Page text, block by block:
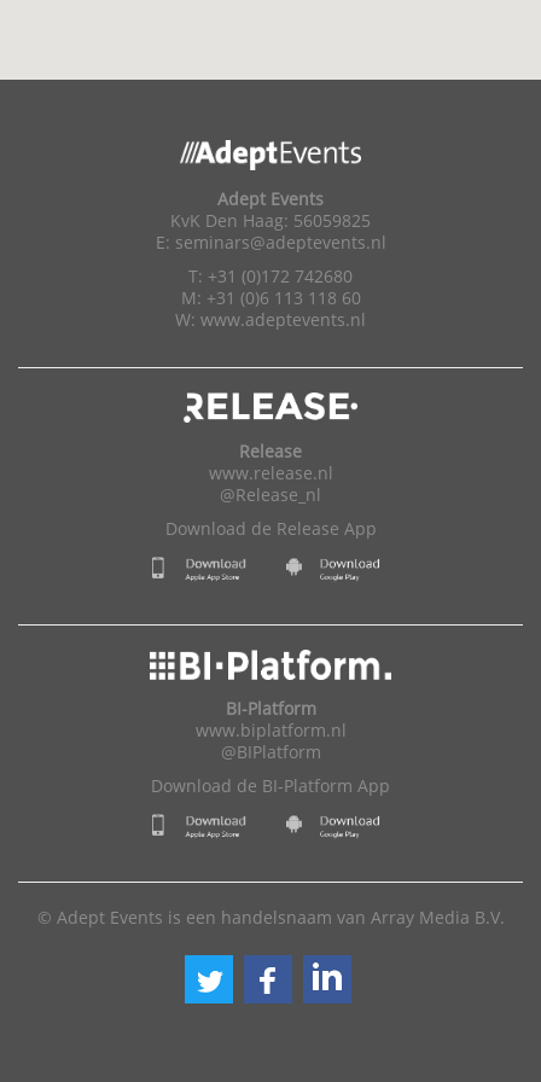
Adept Events
KvK Den Haag: 56059825
E: seminars@adeptevents.nl
T: +31 (0)172 742680
M: +31 (0)6 113 118 60
W: www.adeptevents.nl
Release
www.release.nl
@Release_nl
Download de Release App
BI-Platform
www.biplatform.nl
@BIPlatform
Download de BI-Platform App
© Adept Events is een handelsnaam van Array Media B.V.